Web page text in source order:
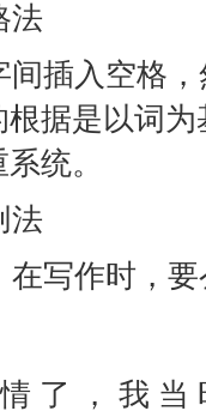
法
插入空格
据是以词
统。
法
在写作时，
了 ， 我 当